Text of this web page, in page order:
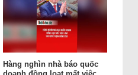
Hàng nghìn nhà báo quốc